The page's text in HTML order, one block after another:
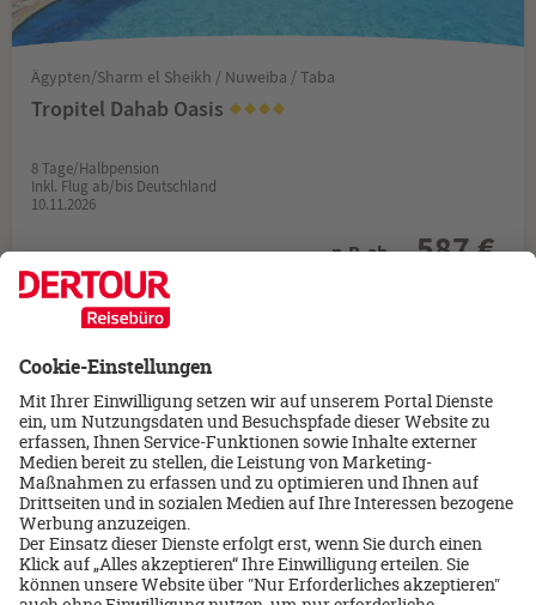
Ägypten/Sharm el Sheikh / Nuweiba / Taba
Tropitel Dahab Oasis
8 Tage/Halbpension
Inkl. Flug ab/bis Deutschland
10.11.2026
p.P. ab 587 €